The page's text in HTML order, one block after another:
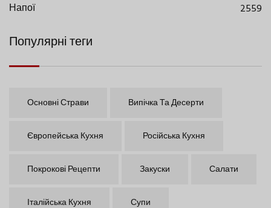
Напої
2559
Популярні теги
Основні Страви Випічка Та Десерти
Європейська Кухня Російська Кухня
Покрокові Рецепти Закуски Салати
Італійська Кухня Супи